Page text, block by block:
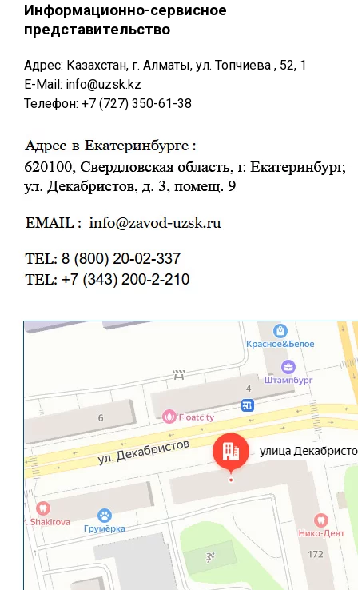
Информационно-сервисное
представительство
Адрес: Казахстан, г. Алматы, ул. Топчиева , 52, 1
E-Mail: info@uzsk.kz
Телефон: +7 (727) 350-61-38